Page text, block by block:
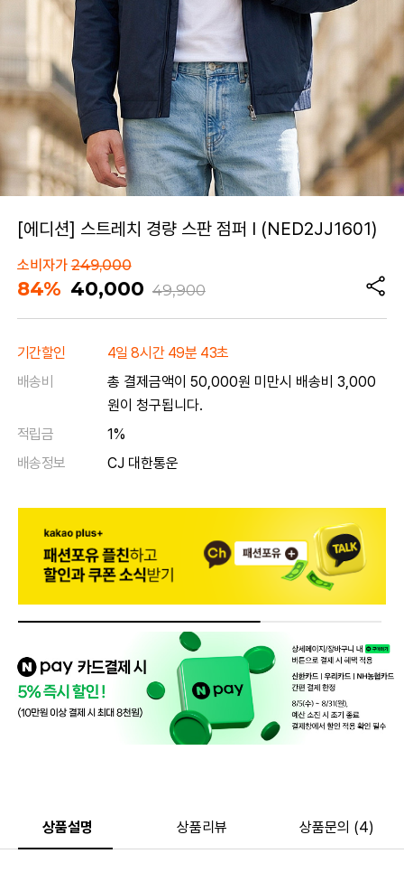
[에디션] 스트레치 경량 스판 점퍼 I (NED2JJ1601)
소비자가249,000
84% 40,000 49,900
기간할인
4일 8시간 49분 43초
배송비
총 결제금액이 50,000원 미만시 배송비 3,000
원이 청구됩니다.
적립금
1%
배송정보
CJ 대한통운
상품설명 상품리뷰 상품문의 (4)